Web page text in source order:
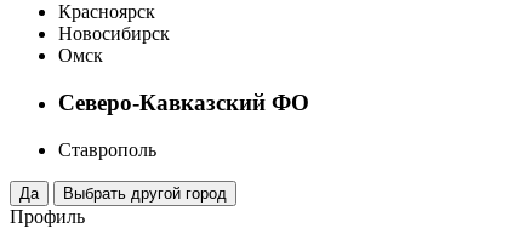
Красноярск
Новосибирск
Омск
Северо-Кавказский ФО
Ставрополь
Профиль